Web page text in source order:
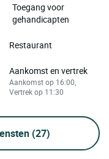
Toegang voor
gehandicapten
Restaurant
Aankomst en vertrek
Aankomst op 16:00,
Vertrek op 11:30
(27)